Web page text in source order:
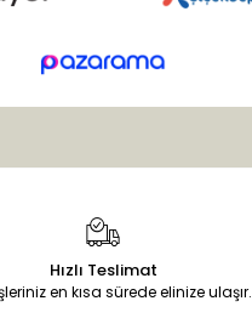
Hızlı Teslimat
en kısa sürede elinize ulaşır.